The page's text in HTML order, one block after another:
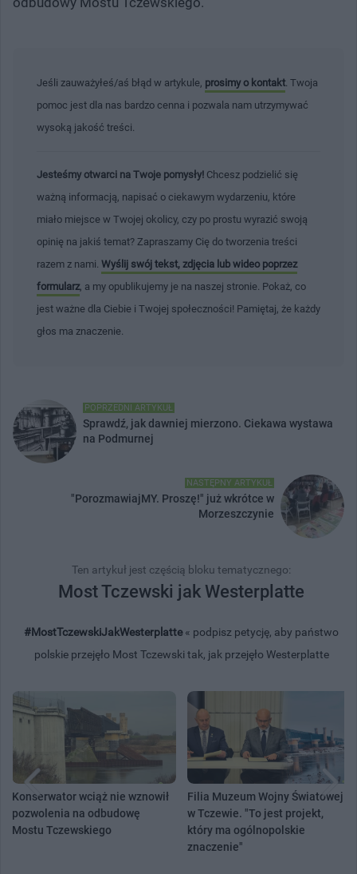
Jeśli zauważyłeś/aś błąd w artykule, prosimy o kontakt . Twoja
pomoc jest dla nas bardzo cenna i pozwala nam utrzymywać
wysoką jakość treści.
Jesteśmy otwarci na Twoje pomysły! Chcesz podzielić się
ważną informacją, napisać o ciekawym wydarzeniu, które
miało miejsce w Twojej okolicy, czy po prostu wyrazić swoją
opinię na jakiś temat? Zapraszamy Cię do tworzenia treści
razem z nami. Wyślij swój tekst, zdjęcia lub wideo poprzez
formularz , a my opublikujemy je na naszej stronie. Pokaż, co
jest ważne dla Ciebie i Twojej społeczności! Pamiętaj, że każdy
głos ma znaczenie.
POPRZEDNI ARTYKUŁ
Sprawdź, jak dawniej mierzono. Ciekawa wystawa
na Podmurnej
NASTĘPNY ARTYKUŁ
"PorozmawiajMY. Proszę!" już wkrótce w
Morzeszczynie
Ten artykuł jest częścią bloku tematycznego:
Most Tczewski jak Westerplatte
#MostTczewskiJakWesterplatte« podpisz petycję, aby państwo
polskie przejęło Most Tczewski tak, jak przejęło Westerplatte
Konserwator wciąż nie wznowił
pozwolenia na odbudowę
Mostu Tczewskiego
Filia Muzeum Wojny Światowej
w Tczewie. "To jest projekt,
który ma ogólnopolskie
znaczenie"